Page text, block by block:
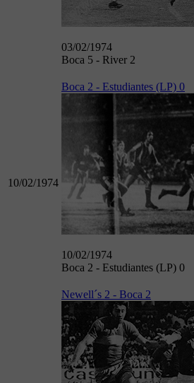
03/02/1974
Boca 5 - River 2
10/02/1974
Boca 2 - Estudiantes (LP) 0
10/02/1974
Boca 2 - Estudiantes (LP) 0
Newell´s 2 - Boca 2